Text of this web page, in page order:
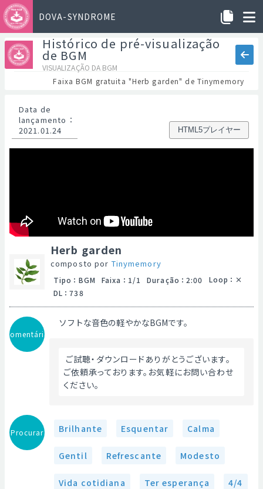
DOVA-SYNDROME
Histórico de pré-visualização
de BGM
VISUALIZAÇÃO DA BGM
Faixa BGM gratuita "Herb garden" de Tinymemory
Data de
lançamento ：
2021.01.24
HTML5プレイヤー
Herb garden
composto por Tinymemory
Tipo ： BGM Faixa ： 1/1 Duração ： 2:00 Loop ：
DL ： 738
Comentário
ソフトな音色の軽やかなBGMです。
ご試聴・ダウンロードありがとうございます。
ご依頼承っております。お気軽にお問い合わせ
ください。
Procurar Brilhante Esquentar Calma
Gentil Refrescante Modesto
Vida cotidiana Ter esperança 4/4